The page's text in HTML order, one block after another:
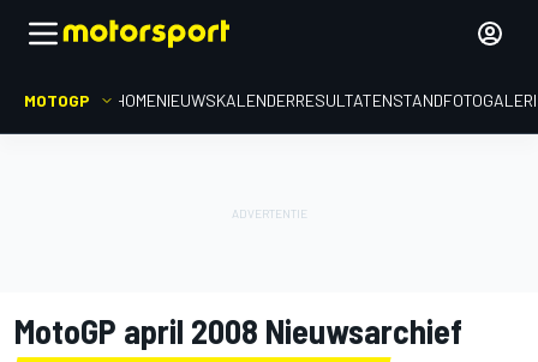
MOTOGP HOMENIEUWSKALENDERRESULTATENSTAND
MotoGP april 2008 Nieuwsarchief